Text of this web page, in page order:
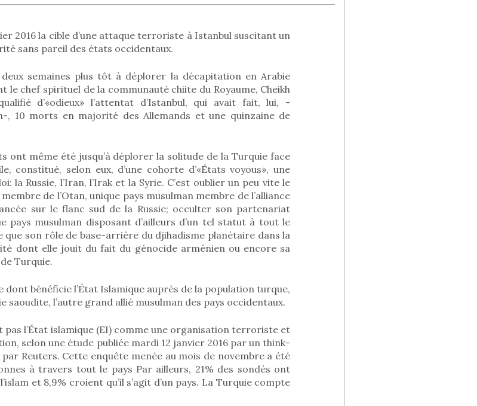
2016 la cible d’une attaque terroriste à Istanbul suscitant un
sans pareil des états occidentaux.
semaines plus tôt à déplorer la décapitation en Arabie
le chef spirituel de la communauté chiite du Royaume, Cheikh
d’«odieux» l’attentat d’Istanbul, qui avait fait, lui, -
, 10 morts en majorité des Allemands et une quinzaine de
ont même été jusqu’à déplorer la solitude de la Turquie face
constitué, selon eux, d’une cohorte d’«États voyous», une
la Russie, l’Iran, l’Irak et la Syrie. C’est oublier un peu vite le
de l’Otan, unique pays musulman membre de l’alliance
sur le flanc sud de la Russie; occulter son partenariat
pays musulman disposant d’ailleurs d’un tel statut à tout le
que son rôle de base-arrière du djihadisme planétaire dans la
dont elle jouit du fait du génocide arménien ou encore sa
Turquie.
dont bénéficie l’État Islamique auprès de la population turque,
saoudite, l’autre grand allié musulman des pays occidentaux.
pas l’État islamique (EI) comme une organisation terroriste et
selon une étude publiée mardi 12 janvier 2016 par un think-
Reuters. Cette enquête menée au mois de novembre a été
à travers tout le pays Par ailleurs, 21% des sondés ont
et 8,9% croient qu’il s’agit d’un pays. La Turquie compte